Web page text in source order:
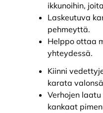
ikkunoihin,
Laskeutuva
pehmeyttä.
Helppo ottaa
yhteydessä.
Kiinni
karata
Verhojen
kankaat